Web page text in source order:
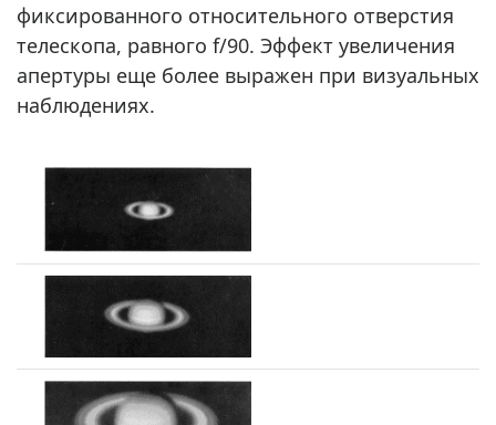
фиксированного относительного отверстия
телескопа, равного f/90. Эффект увеличения
апертуры еще более выражен при визуальных
наблюдениях.